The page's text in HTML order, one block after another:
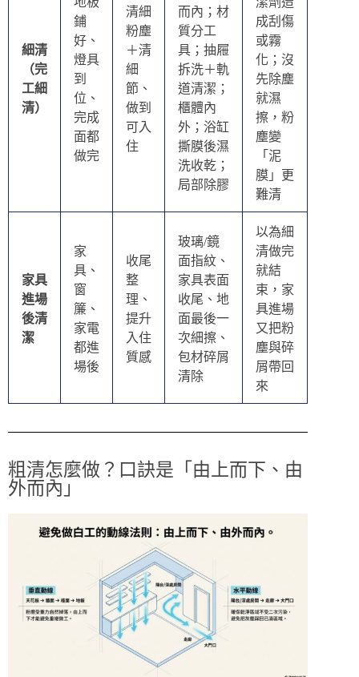
細清
（完
工細
清）
鋪
好、
燈具
到
位、
完成
面都
做完
清細
粉塵
＋清
細
節、
做到
可入
住
而內；材
質分工
具；抽屜
拆洗＋軌
道清潔；
櫃體內
外；浴缸
撕膜後濕
洗收乾；
局部除膠
成刮傷
或霧
化；沒
先除塵
就濕
擦，粉
塵變
「泥
膜」更
難清
家具
進場
後清
潔
家
具、
窗
簾、
家電
都進
場後
收尾
整
理、
提升
入住
質感
玻璃/鏡
面指紋、
家具表面
收尾、地
面最後一
次細擦、
包材碎屑
清除
以為細
清做完
就結
束，家
具進場
又把粉
塵與碎
屑帶回
來
粗清怎麼做？口訣是「由上而下、由
外而內」